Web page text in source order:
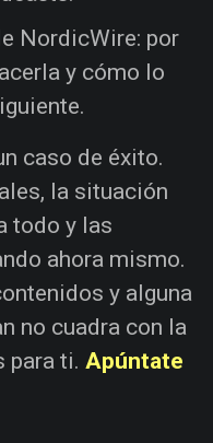
NordicWire: por
y cómo lo
caso de éxito.
la situación
todo y las
ahora mismo.
y alguna
no cuadra con la
para ti. Apúntate